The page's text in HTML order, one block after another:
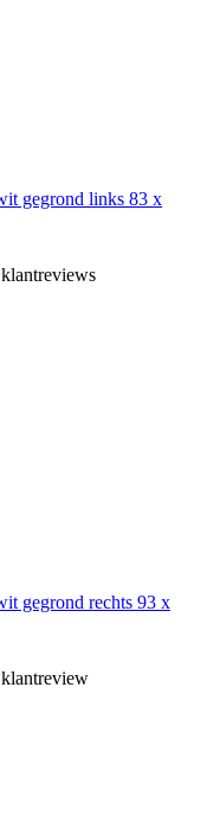
gegrond links 83 x
gegrond rechts 93 x